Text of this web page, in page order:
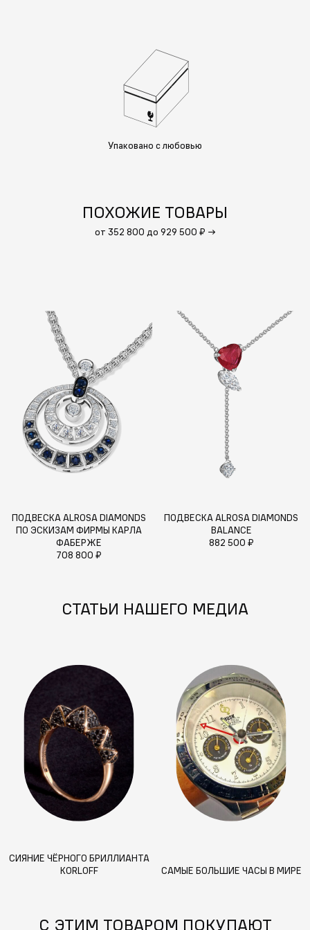
Упаковано с любовью
ПОХОЖИЕ ТОВАРЫ
от 352 800 до 929 500 ₽ →
ПОДВЕСКА ALROSA DIAMONDS
ПО ЭСКИЗАМ ФИРМЫ КАРЛА
ФАБЕРЖЕ
708 800 ₽
ПОДВЕСКА ALROSA DIAMONDS
BALANCE
882 500 ₽
СТАТЬИ НАШЕГО МЕДИА
СИЯНИЕ ЧЁРНОГО БРИЛЛИАНТА
KORLOFF
САМЫЕ БОЛЬШИЕ ЧАСЫ В МИРЕ
С ЭТИМ ТОВАРОМ ПОКУПАЮТ